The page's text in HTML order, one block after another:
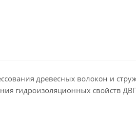
древесных волокон и
гидроизоляционных свойств